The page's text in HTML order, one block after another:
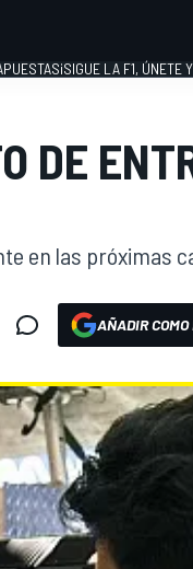
¡SIGUE LA F1, ÚNETE
DE
en las próximas
AÑADIR